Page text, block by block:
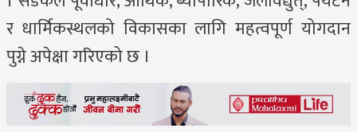
र धार्मिकस्थलको विकासका लागि महत्वपूर्ण योगदान
पुग्ने अपेक्षा गरिएको छ ।